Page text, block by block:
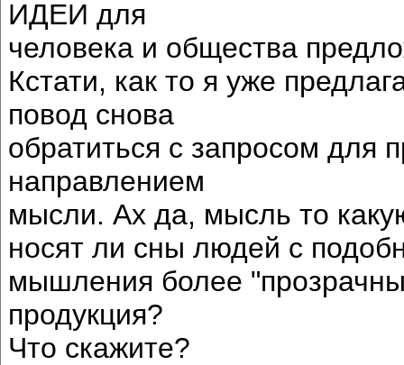
ИДЕИ для
человека и общества
Кстати, как то я уже
повод снова
обратиться с запросом
направлением
мысли. Ах да, мысль то
носят ли сны людей с
мышления более
продукция?
Что скажите?